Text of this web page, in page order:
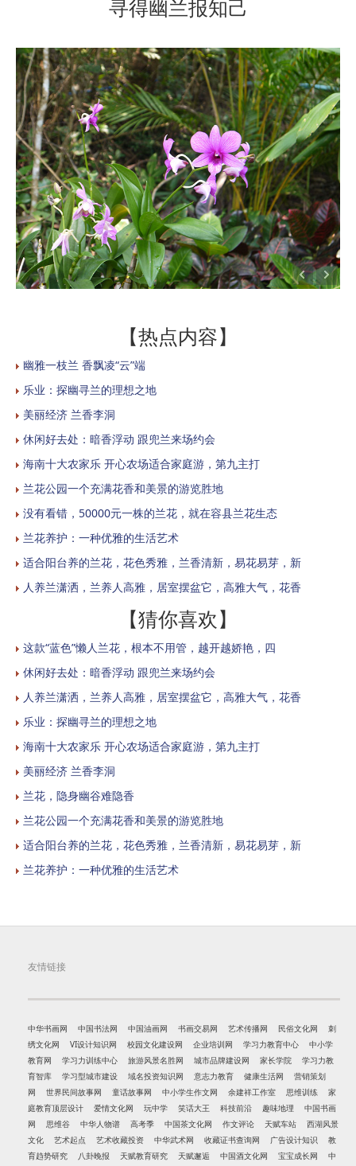
寻得幽兰报知己
【热点内容】
幽雅一枝兰 香飘凌“云”端
乐业：探幽寻兰的理想之地
美丽经济 兰香李洞
休闲好去处：暗香浮动 跟兜兰来场约会
海南十大农家乐 开心农场适合家庭游，第九主打
兰花公园一个充满花香和美景的游览胜地
没有看错，50000元一株的兰花，就在容县兰花生态
兰花养护：一种优雅的生活艺术
适合阳台养的兰花，花色秀雅，兰香清新，易花易芽，新
人养兰潇洒，兰养人高雅，居室摆盆它，高雅大气，花香
【猜你喜欢】
这款“蓝色”懒人兰花，根本不用管，越开越娇艳，四
休闲好去处：暗香浮动 跟兜兰来场约会
人养兰潇洒，兰养人高雅，居室摆盆它，高雅大气，花香
乐业：探幽寻兰的理想之地
海南十大农家乐 开心农场适合家庭游，第九主打
美丽经济 兰香李洞
兰花，隐身幽谷难隐香
兰花公园一个充满花香和美景的游览胜地
适合阳台养的兰花，花色秀雅，兰香清新，易花易芽，新
兰花养护：一种优雅的生活艺术
友情链接
中华书画网 中国书法网 中国油画网 书画交易网 艺术传播网 民俗文化网
刺
绣文化网
VI设计知识网 校园文化建设网 企业培训网 学习力教育中心
中小学
教育网
学习力训练中心 旅游风景名胜网 城市品牌建设网 家长学院
学习力教
育智库
学习型城市建设 域名投资知识网 意志力教育 健康生活网
营销策划
网
世界民间故事网 童话故事网 中小学生作文网 余建祥工作室 思维训练
家
庭教育顶层设计
爱情文化网 玩中学 笑话大王 科技前沿 趣味地理
中国书画
网
思维谷 中华人物谱 高考季 中国茶文化网 作文评论 天赋车站
西湖风景
文化
艺术起点 艺术收藏投资 中华武术网 收藏证书查询网 广告设计知识
教
育趋势研究
八卦晚报 天赋教育研究 天赋邂逅 中国酒文化网 宝宝成长网 中